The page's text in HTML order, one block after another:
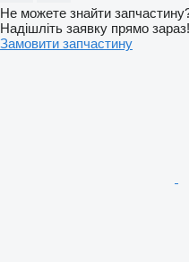
Не можете знайти
Надішліть заявку прямо зараз!
Замовити запчастину